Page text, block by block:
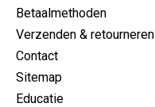
Betaalmethoden
Verzenden & retourneren
Contact
Sitemap
Educatie